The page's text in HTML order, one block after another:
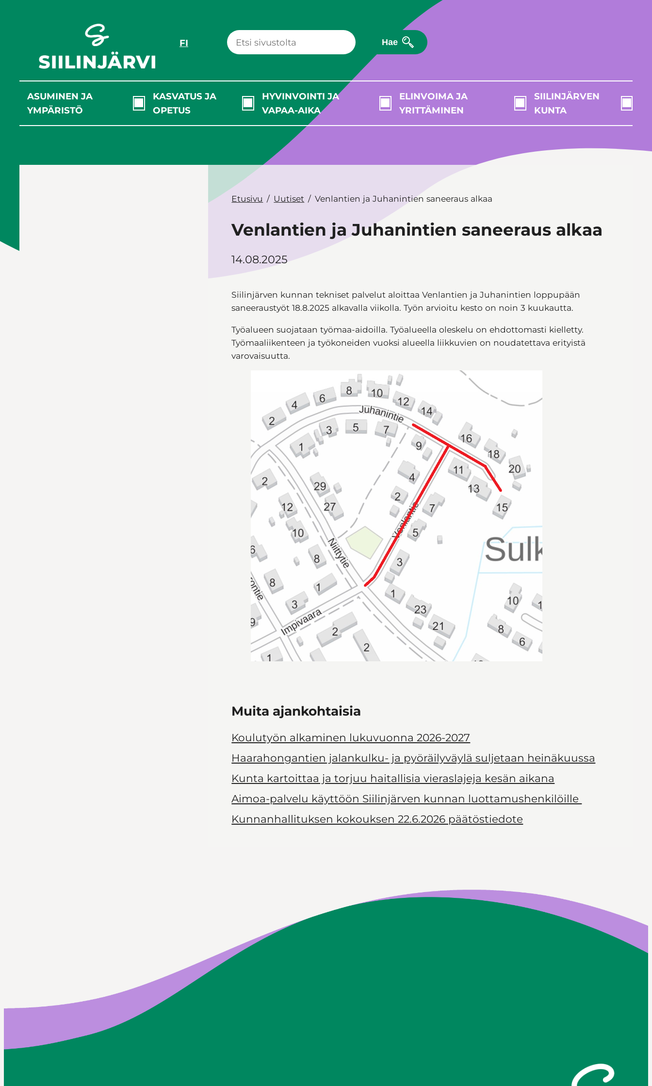
FI Hae
ASUMINEN JA
YMPÄRISTÖ
KASVATUS JA
OPETUS
HYVINVOINTI JA
VAPAA-AIKA
ELINVOIMA JA
YRITTÄMINEN
SIILINJÄRVEN
KUNTA
Etusivu Uutiset Venlantien ja Juhanintien saneeraus alkaa
Venlantien ja Juhanintien saneeraus alkaa
14.08.2025
Siilinjärven kunnan tekniset palvelut aloittaa Venlantien ja Juhanintien loppupään
saneeraustyöt 18.8.2025 alkavalla viikolla. Työn arvioitu kesto on noin 3 kuukautta.
Työalueen suojataan työmaa-aidoilla. Työalueella oleskelu on ehdottomasti kielletty.
Työmaaliikenteen ja työkoneiden vuoksi alueella liikkuvien on noudatettava erityistä
varovaisuutta.
Muita ajankohtaisia
Koulutyön alkaminen lukuvuonna 2026-2027
Haarahongantien jalankulku- ja pyöräilyväylä suljetaan heinäkuussa
Kunta kartoittaa ja torjuu haitallisia vieraslajeja kesän aikana
Aimoa-palvelu käyttöön Siilinjärven kunnan luottamushenkilöille
Kunnanhallituksen kokouksen 22.6.2026 päätöstiedote